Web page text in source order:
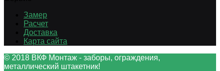
Замер
Расчет
Доставка
Карта сайта
© 2018 ВКФ Монтаж - заборы, ограждения,
металлический штакетник!